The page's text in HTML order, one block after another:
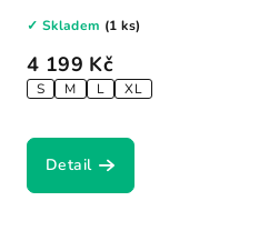
4 199 Kč
S M L XL
✓ Skladem (1 ks)
Detail
maximální podporou.